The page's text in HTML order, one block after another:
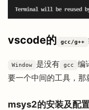
vscode的 gcc/g++
Window 是没有 gcc 编
要一个中间的工具，那
msys2的安装及配